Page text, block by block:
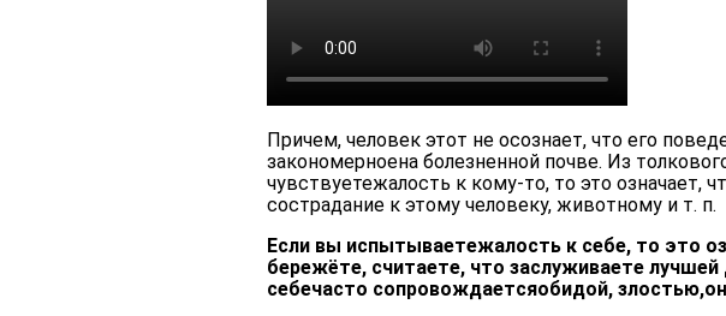
Причем, человек этот не осознает, что его
закономерноена болезненной почве. Из
чувствуетежалость к кому-то, то это означает,
сострадание к этому человеку, животному и т. п.
Если вы испытываетежалость к себе, то это
бережёте, считаете, что заслуживаете
себечасто сопровождаетсяобидой,